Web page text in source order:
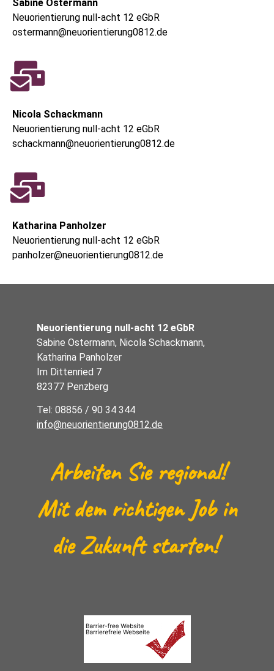
Sabine Ostermann
Neuorientierung null-acht 12 eGbR
ostermann@neuorientierung0812.de
Nicola Schackmann
Neuorientierung null-acht 12 eGbR
schackmann@neuorientierung0812.de
Katharina Panholzer
Neuorientierung null-acht 12 eGbR
panholzer@neuorientierung0812.de
Neuorientierung null-acht 12 eGbR
Sabine Ostermann, Nicola Schackmann,
Katharina Panholzer
Im Dittenried 7
82377 Penzberg
Tel: 08856 / 90 34 344
info@neuorientierung0812.de
Arbeiten Sie regional!
Mit dem richtigen Job in
die Zukunft starten!